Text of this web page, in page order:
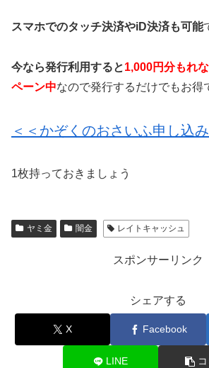
スマホでのタッチ決済やiD決済も可能
今なら発行利用すると1,000円分もれ
ペーン中なので発行するだけでもお得
＜＜かぞくのおさいふ申し込
1枚持っておきましょう
ヤミ金 闇金 レイトキャッシュ
スポンサーリンク
シェアする
X Facebook
LINE